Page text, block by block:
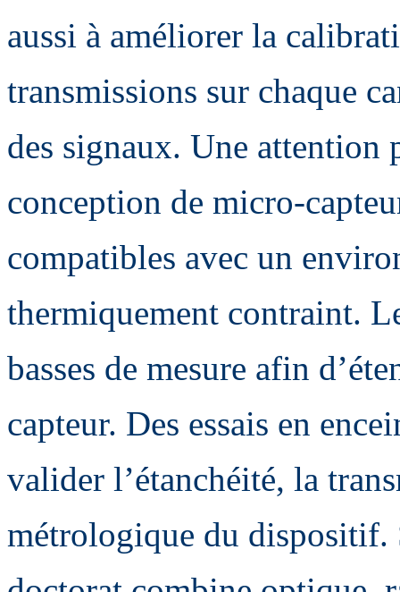
aussi à améliorer la
transmissions sur chaque
des signaux. Une attention
conception de micro-
compatibles avec un
thermiquement contraint.
basses de mesure afin
capteur. Des essais en
valider l’étanchéité, la
métrologique du dispositif.